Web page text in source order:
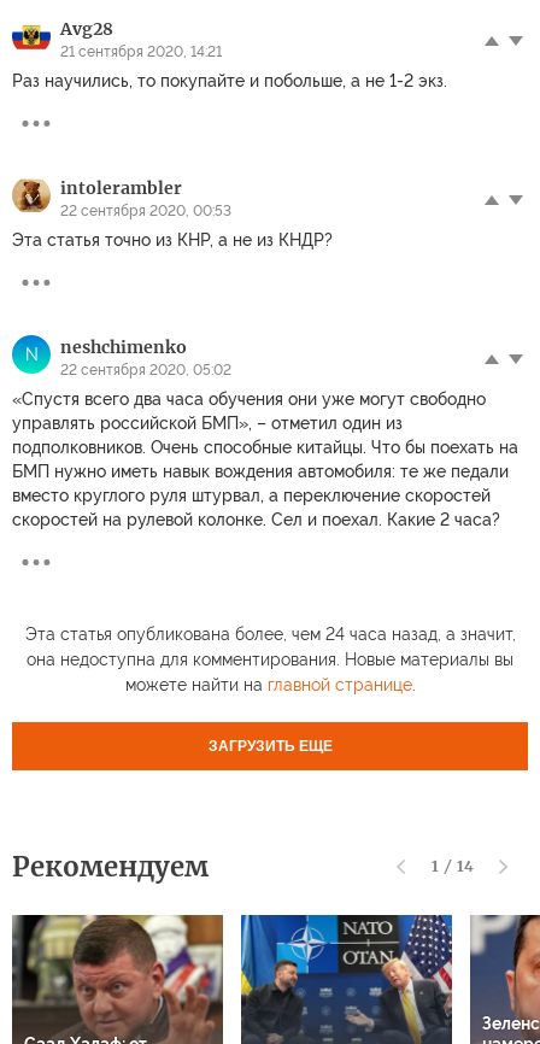
Avg28
21 сентября 2020, 14:21
Раз научились, то покупайте и побольше, а не 1-2 экз.
intolerambler
22 сентября 2020, 00:53
Эта статья точно из КНР, а не из КНДР?
N neshchimenko
22 сентября 2020, 05:02
«Спустя всего два часа обучения они уже могут свободно
управлять российской БМП», – отметил один из
подполковников. Очень способные китайцы. Что бы поехать на
БМП нужно иметь навык вождения автомобиля: те же педали
вместо круглого руля штурвал, а переключение скоростей
скоростей на рулевой колонке. Сел и поехал. Какие 2 часа?
Эта статья опубликована более, чем 24 часа назад, а значит,
она недоступна для комментирования. Новые материалы вы
можете найти на главной странице.
ЗАГРУЗИТЬ ЕЩЕ
Рекомендуем 1 / 14